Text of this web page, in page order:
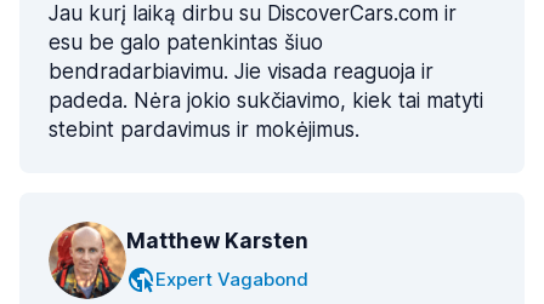
Jau kurį laiką dirbu su DiscoverCars.com ir
esu be galo patenkintas šiuo
bendradarbiavimu. Jie visada reaguoja ir
padeda. Nėra jokio sukčiavimo, kiek tai matyti
stebint pardavimus ir mokėjimus.
Matthew Karsten
Expert Vagabond